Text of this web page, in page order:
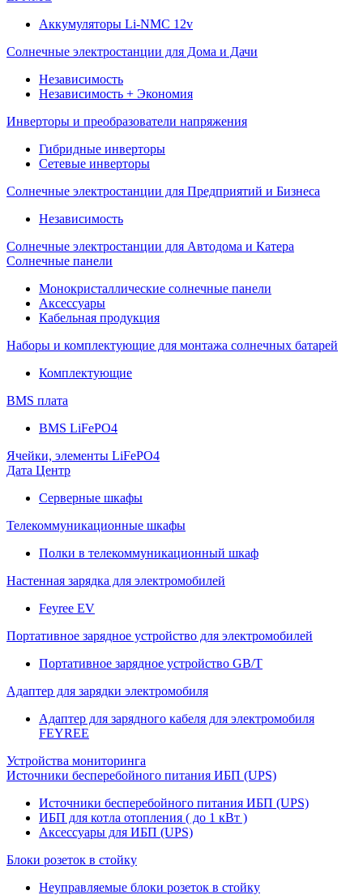
Аккумуляторы Li-NMC 12v
Солнечные электростанции для Дома и Дачи
Независимость
Независимость + Экономия
Инверторы и преобразователи напряжения
Гибридные инверторы
Сетевые инверторы
Солнечные электростанции для Предприятий и Бизнеса
Независимость
Солнечные электростанции для Автодома и Катера
Солнечные панели
Монокристаллические солнечные панели
Аксессуары
Кабельная продукция
Наборы и комплектующие для монтажа солнечных батарей
Комплектующие
BMS плата
BMS LiFePO4
Ячейки, элементы LiFePO4
Дата Центр
Серверные шкафы
Телекоммуникационные шкафы
Полки в телекоммуникационный шкаф
Настенная зарядка для электромобилей
Feyree EV
Портативное зарядное устройство для электромобилей
Портативное зарядное устройство GB/T
Адаптер для зарядки электромобиля
Адаптер для зарядного кабеля для электромобиля
FEYREE
Устройства мониторинга
Источники бесперебойного питания ИБП (UPS)
Источники бесперебойного питания ИБП (UPS)
ИБП для котла отопления ( до 1 кВт )
Аксессуары для ИБП (UPS)
Блоки розеток в стойку
Неуправляемые блоки розеток в стойку